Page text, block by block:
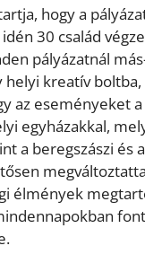
hogy a
30 család
pályázatnál
kreatív
az
egyházakkal,
a beregszászi és
élmények